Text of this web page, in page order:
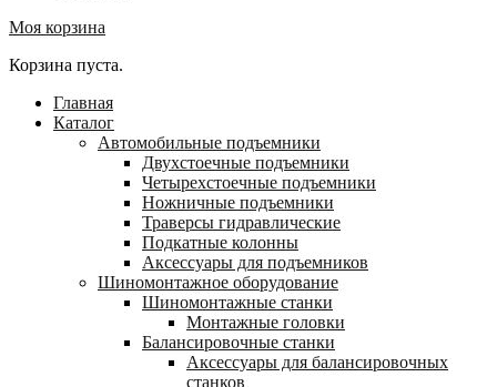
Моя корзина
Корзина пуста.
Главная
Каталог
Автомобильные подъемники
Двухстоечные подъемники
Четырехстоечные подъемники
Ножничные подъемники
Траверсы гидравлические
Подкатные колонны
Аксессуары для подъемников
Шиномонтажное оборудование
Шиномонтажные станки
Монтажные головки
Балансировочные станки
Аксессуары для балансировочных
станков